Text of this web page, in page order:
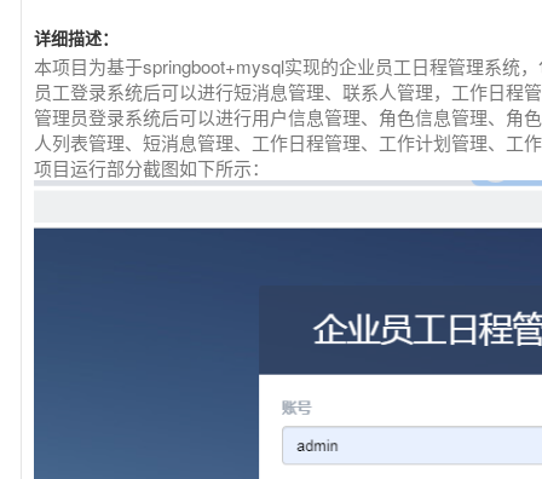
详细描述：
本项目为基于springboot+mysql实现的企业员工日程管理系统
员工登录系统后可以进行短消息管理、联系人管理，工作日程
管理员登录系统后可以进行用户信息管理、角色信息管理、角
人列表管理、短消息管理、工作日程管理、工作计划管理、工
项目运行部分截图如下所示：